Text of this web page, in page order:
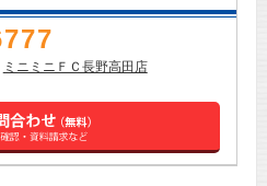
ミニミニＦＣ長野高田店